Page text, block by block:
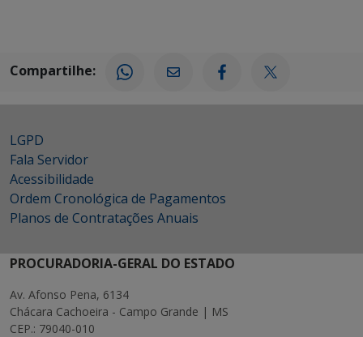
Compartilhe:
LGPD
Fala Servidor
Acessibilidade
Ordem Cronológica de Pagamentos
Planos de Contratações Anuais
PROCURADORIA-GERAL DO ESTADO
Av. Afonso Pena, 6134
Chácara Cachoeira - Campo Grande | MS
CEP.: 79040-010